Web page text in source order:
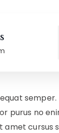
purus no
cursus